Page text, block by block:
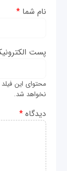
نام شما*
پست
محتوای این
نخواهد شد.
دیدگاه*